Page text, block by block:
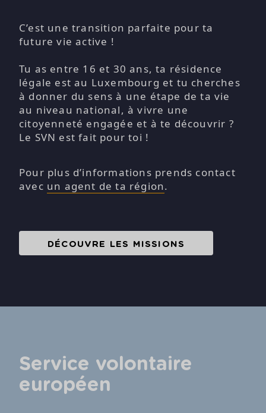
C’est une transition parfaite pour ta
future vie active !
Tu as entre 16 et 30 ans, ta résidence
légale est au Luxembourg et tu cherches
à donner du sens à une étape de ta vie
au niveau national, à vivre une
citoyenneté engagée et à te découvrir ?
Le SVN est fait pour toi !
Pour plus d’informations prends contact
avec un agent de ta région.
DÉCOUVRE LES MISSIONS
Service volontaire
européen